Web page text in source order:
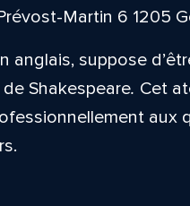
Martin 6 1205
anglais, suppose
Shakespeare. Cet
aux